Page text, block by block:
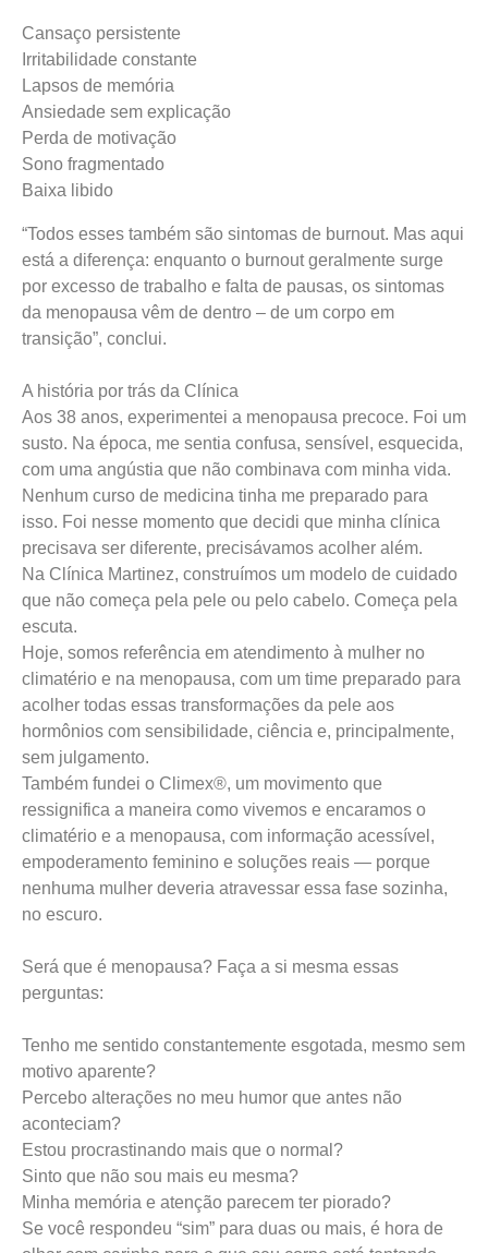
Cansaço persistente
Irritabilidade constante
Lapsos de memória
Ansiedade sem explicação
Perda de motivação
Sono fragmentado
Baixa libido
“Todos esses também são sintomas de burnout. Mas aqui
está a diferença: enquanto o burnout geralmente surge
por excesso de trabalho e falta de pausas, os sintomas
da menopausa vêm de dentro – de um corpo em
transição”, conclui.
A história por trás da Clínica
Aos 38 anos, experimentei a menopausa precoce. Foi um
susto. Na época, me sentia confusa, sensível, esquecida,
com uma angústia que não combinava com minha vida.
Nenhum curso de medicina tinha me preparado para
isso. Foi nesse momento que decidi que minha clínica
precisava ser diferente, precisávamos acolher além.
Na Clínica Martinez, construímos um modelo de cuidado
que não começa pela pele ou pelo cabelo. Começa pela
escuta.
Hoje, somos referência em atendimento à mulher no
climatério e na menopausa, com um time preparado para
acolher todas essas transformações da pele aos
hormônios com sensibilidade, ciência e, principalmente,
sem julgamento.
Também fundei o Climex®️, um movimento que
ressignifica a maneira como vivemos e encaramos o
climatério e a menopausa, com informação acessível,
empoderamento feminino e soluções reais — porque
nenhuma mulher deveria atravessar essa fase sozinha,
no escuro.
Será que é menopausa? Faça a si mesma essas
perguntas:
Tenho me sentido constantemente esgotada, mesmo sem
motivo aparente?
Percebo alterações no meu humor que antes não
aconteciam?
Estou procrastinando mais que o normal?
Sinto que não sou mais eu mesma?
Minha memória e atenção parecem ter piorado?
Se você respondeu “sim” para duas ou mais, é hora de